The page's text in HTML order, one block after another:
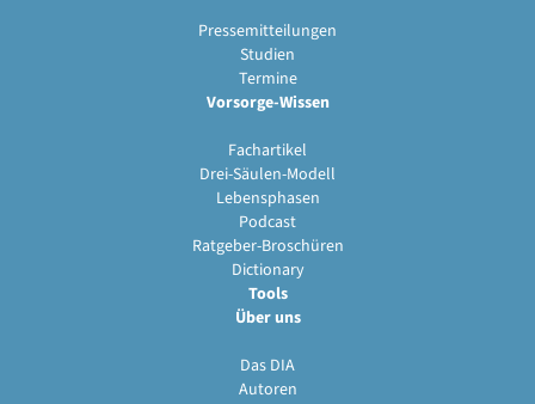
Pressemitteilungen
Studien
Termine
Vorsorge-Wissen
Fachartikel
Drei-Säulen-Modell
Lebensphasen
Podcast
Ratgeber-Broschüren
Dictionary
Tools
Über uns
Das DIA
Autoren